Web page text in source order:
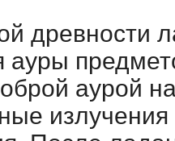
древности
ауры
аурой